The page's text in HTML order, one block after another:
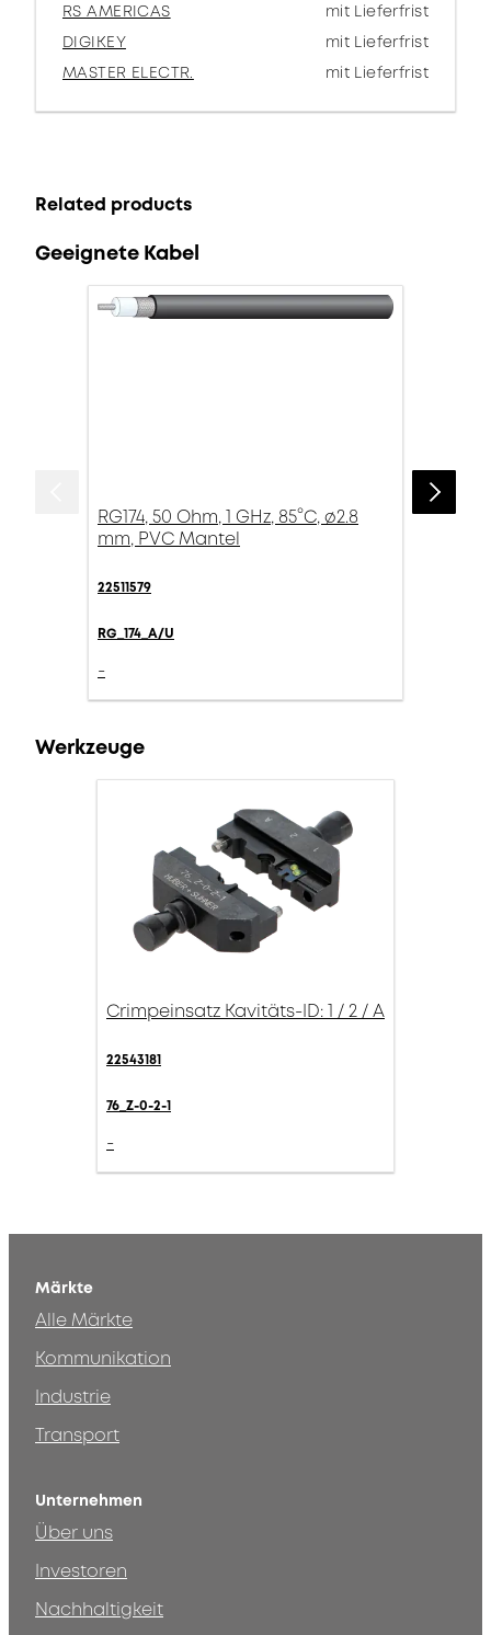
RS AMERICAS
mit Lieferfrist
DIGIKEY
mit Lieferfrist
MASTER ELECTR.
mit Lieferfrist
Related products
Geeignete Kabel
RG174, 50 Ohm, 1 GHz, 85°C, ø2.8
mm, PVC Mantel
22511579
RG_174_A/U
-
Werkzeuge
Crimpeinsatz Kavitäts-ID: 1 / 2 / A
22543181
76_Z-0-2-1
-
Märkte
Alle Märkte
Kommunikation
Industrie
Transport
Unternehmen
Über uns
Investoren
Nachhaltigkeit